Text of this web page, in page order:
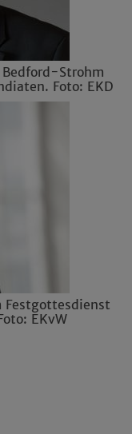
Strohm
Foto: EKD
Festgottesdienst
EKvW